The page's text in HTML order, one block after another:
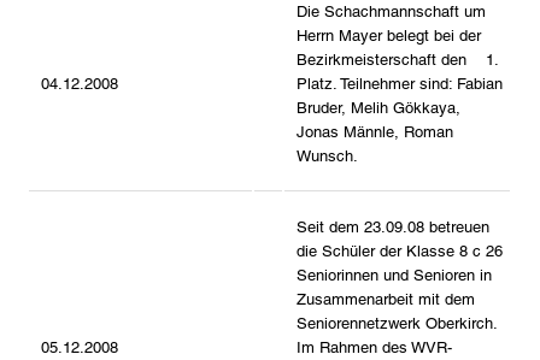
04.12.2008
Die Schachmannschaft um
Herrn Mayer belegt bei der
Bezirkmeisterschaft den 1.
Platz. Teilnehmer sind: Fabian
Bruder, Melih Gökkaya,
Jonas Männle, Roman
Wunsch.
05.12.2008
Seit dem 23.09.08 betreuen
die Schüler der Klasse 8 c 26
Seniorinnen und Senioren in
Zusammenarbeit mit dem
Seniorennetzwerk Oberkirch.
Im Rahmen des WVR-